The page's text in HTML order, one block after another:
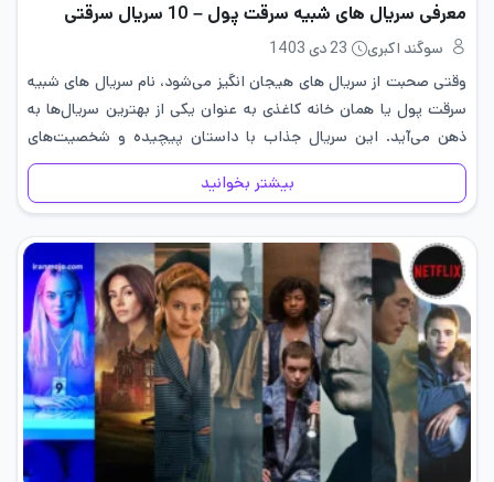
معرفی سریال های شبیه سرقت پول – 10 سریال سرقتی
سوگند اکبری
23 دی 1403
وقتی صحبت از سریال های هیجان انگیز می‌شود، نام سریال های شبیه
سرقت پول یا همان خانه کاغذی به عنوان یکی از بهترین سریال‌ها به
ذهن می‌آید. این سریال جذاب با داستان پیچیده و شخصیت‌های
منحصر به فرد خود، توانسته…
بیشتر بخوانید